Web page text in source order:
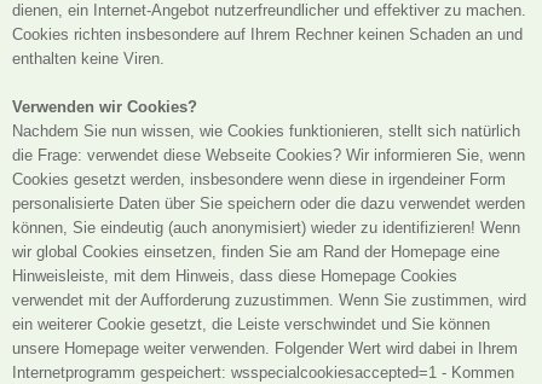
dienen, ein Internet-Angebot nutzerfreundlicher und effektiver zu machen.
Cookies richten insbesondere auf Ihrem Rechner keinen Schaden an und
enthalten keine Viren.
Verwenden wir Cookies?
Nachdem Sie nun wissen, wie Cookies funktionieren, stellt sich natürlich
die Frage: verwendet diese Webseite Cookies? Wir informieren Sie, wenn
Cookies gesetzt werden, insbesondere wenn diese in irgendeiner Form
personalisierte Daten über Sie speichern oder die dazu verwendet werden
können, Sie eindeutig (auch anonymisiert) wieder zu identifizieren! Wenn
wir global Cookies einsetzen, finden Sie am Rand der Homepage eine
Hinweisleiste, mit dem Hinweis, dass diese Homepage Cookies
verwendet mit der Aufforderung zuzustimmen. Wenn Sie zustimmen, wird
ein weiterer Cookie gesetzt, die Leiste verschwindet und Sie können
unsere Homepage weiter verwenden. Folgender Wert wird dabei in Ihrem
Internetprogramm gespeichert: wsspecialcookiesaccepted=1 - Kommen